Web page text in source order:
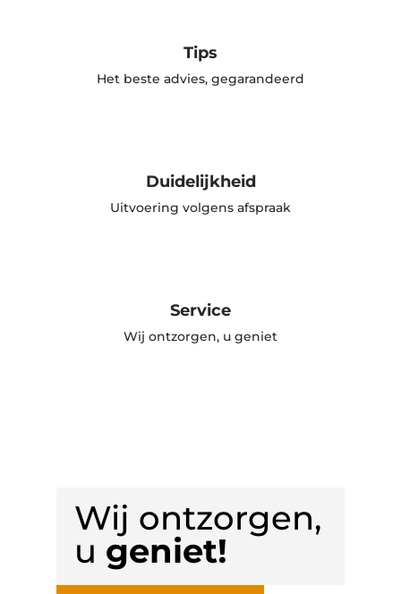
Tips
Het beste advies, gegarandeerd
Duidelijkheid
Uitvoering volgens afspraak
Service
Wij ontzorgen, u geniet
Wij ontzorgen,
u geniet!